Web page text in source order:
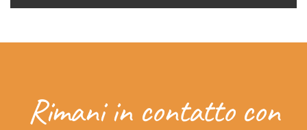
Rimani in contatto con